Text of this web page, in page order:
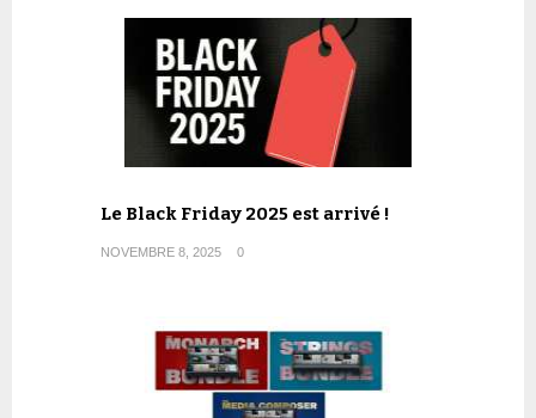
Le Black Friday 2025 est arrivé !
NOVEMBRE 8, 2025 0